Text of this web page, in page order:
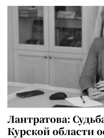
Лантратова:
Курской области